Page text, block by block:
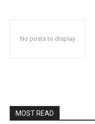
No posts to display
MOST READ